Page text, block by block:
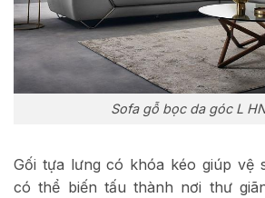
Sofa gỗ bọc da góc L
Gối tựa lưng có khóa kéo giúp vệ
có thể biến tấu thành nơi thư